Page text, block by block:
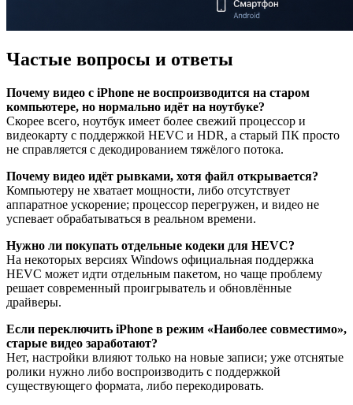
Частые вопросы и ответы
Почему видео с iPhone не воспроизводится на старом
компьютере, но нормально идёт на ноутбуке?
Скорее всего, ноутбук имеет более свежий процессор и
видеокарту с поддержкой HEVC и HDR, а старый ПК просто
не справляется с декодированием тяжёлого потока.
Почему видео идёт рывками, хотя файл открывается?
Компьютеру не хватает мощности, либо отсутствует
аппаратное ускорение; процессор перегружен, и видео не
успевает обрабатываться в реальном времени.
Нужно ли покупать отдельные кодеки для HEVC?
На некоторых версиях Windows официальная поддержка
HEVC может идти отдельным пакетом, но чаще проблему
решает современный проигрыватель и обновлённые
драйверы.
Если переключить iPhone в режим «Наиболее совместимо»,
старые видео заработают?
Нет, настройки влияют только на новые записи; уже отснятые
ролики нужно либо воспроизводить с поддержкой
существующего формата, либо перекодировать.